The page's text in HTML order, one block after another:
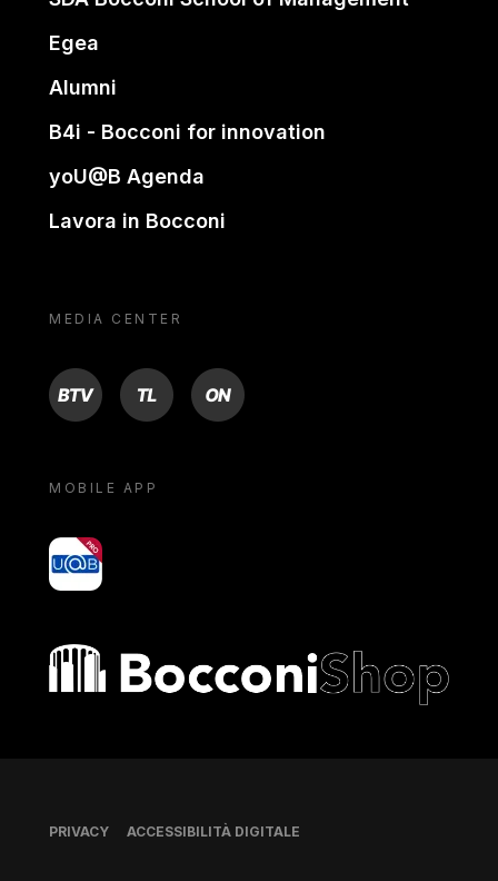
Egea
Alumni
B4i - Bocconi for innovation
yoU@B Agenda
Lavora in Bocconi
MEDIA CENTER
BTV TL ON
MOBILE APP
yoU@B
Bocconi shop
Piè di pagina
PRIVACY ACCESSIBILITÀ DIGITALE